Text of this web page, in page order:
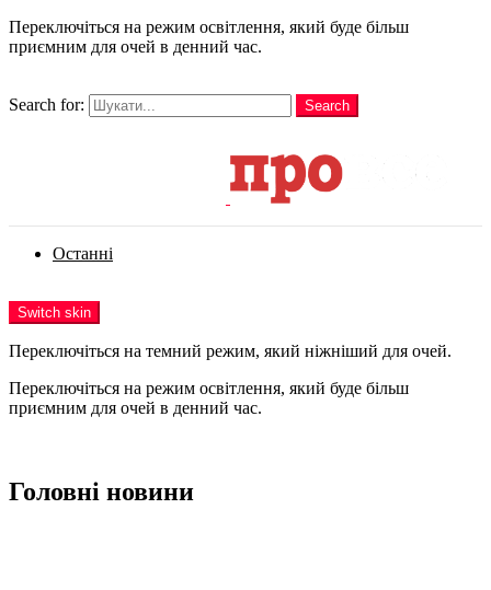
Переключіться на режим освітлення, який буде більш
приємним для очей в денний час.
Search for:
Search
Останні
Switch skin
Переключіться на темний режим, який ніжніший для очей.
Переключіться на режим освітлення, який буде більш
приємним для очей в денний час.
Головні новини